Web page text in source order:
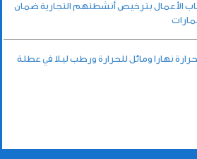
الأعمال بترخيص أنشطتهم التجارية ضمان
نهارا ومائل للحرارة ورطب ليلا في عطلة